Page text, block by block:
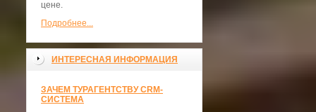
цене.
Подробнее...
ИНТЕРЕСНАЯ ИНФОРМАЦИЯ
ЗАЧЕМ ТУРАГЕНТСТВУ CRM-
СИСТЕМА